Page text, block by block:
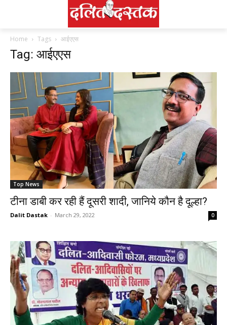
Home Tags आईएएस
Tag: आईएएस
Top News
टीना डाबी कर रही हैं दूसरी शादी, जानिये कौन है दूल्हा?
Dalit Dastak - March 29, 2022 0